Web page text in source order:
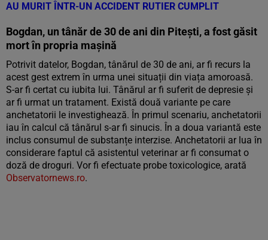
AU MURIT ÎNTR-UN ACCIDENT RUTIER CUMPLIT
Bogdan, un tânăr de 30 de ani din Pitești, a fost găsit
mort în propria mașină
Potrivit datelor, Bogdan, tânărul de 30 de ani, ar fi recurs la
acest gest extrem în urma unei situații din viața amoroasă.
S-ar fi certat cu iubita lui. Tânărul ar fi suferit de depresie și
ar fi urmat un tratament. Există două variante pe care
anchetatorii le investighează. În primul scenariu, anchetatorii
iau în calcul că tânărul s-ar fi sinucis. În a doua variantă este
inclus consumul de substanțe interzise. Anchetatorii ar lua în
considerare faptul că asistentul veterinar ar fi consumat o
doză de droguri. Vor fi efectuate probe toxicologice, arată
Observatornews.ro.